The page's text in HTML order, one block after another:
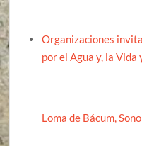
Organizaciones
por el Agua y, la
Loma de Bácum,